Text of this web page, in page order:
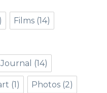
Films (14)
Journal (14)
(1) Photos (2)